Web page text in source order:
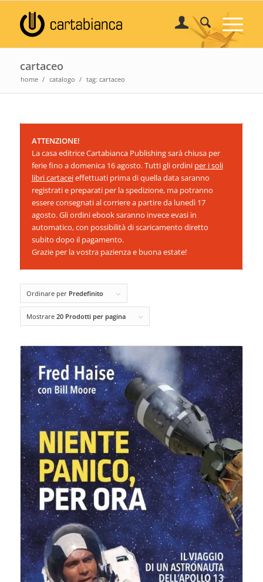
cartaceo
home / catalogo / tag: cartaceo
ATTENZIONE!
La casa editrice Cartabianca Publishing sarà chiusa per
ferie fino a domenica 16 agosto. Tutti gli ordini per i soli
libri cartaceieffettuati prima di quella data saranno
registrati e preparati per la spedizione, ma potranno
essere consegnati al corriere a partire da lunedì 17
agosto. Gli ordini ebook saranno invece evasi in
automatico, con possibilità di scaricamento diretto
subito dopo il pagamento.
Grazie per la vostra pazienza e buona estate!
Ordinare per Predefinito
Mostrare 20 Prodotti per pagina